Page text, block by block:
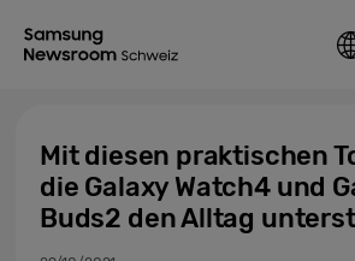
Mit diesen praktischen
die Galaxy Watch4 und
Buds2 den Alltag